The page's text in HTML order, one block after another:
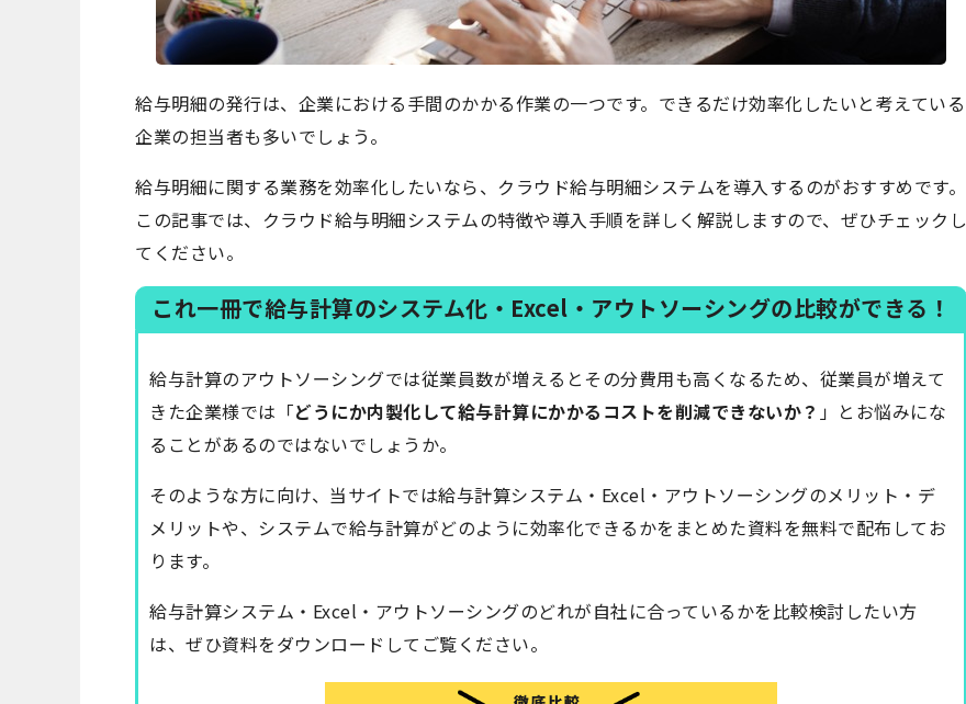
給与明細の発行は、企業における手間のかかる作業の一つです。できるだけ効率化したいと考えている
企業の担当者も多いでしょう。
給与明細に関する業務を効率化したいなら、クラウド給与明細システムを導入するのがおすすめです。
この記事では、クラウド給与明細システムの特徴や導入手順を詳しく解説しますので、ぜひチェックし
てください。
これ一冊で給与計算のシステム化・Excel・アウトソーシングの比較ができる！
給与計算のアウトソーシングでは従業員数が増えるとその分費用も高くなるため、従業員が増えて
きた企業様では「どうにか内製化して給与計算にかかるコストを削減できないか？ 」とお悩みにな
ることがあるのではないでしょうか。
そのような方に向け、当サイトでは給与計算システム・Excel・アウトソーシングのメリット・デ
メリットや、システムで給与計算がどのように効率化できるかをまとめた資料を無料で配布してお
ります。
給与計算システム・Excel・アウトソーシングのどれが自社に合っているかを比較検討したい方
は、ぜひ資料をダウンロードしてご覧ください。